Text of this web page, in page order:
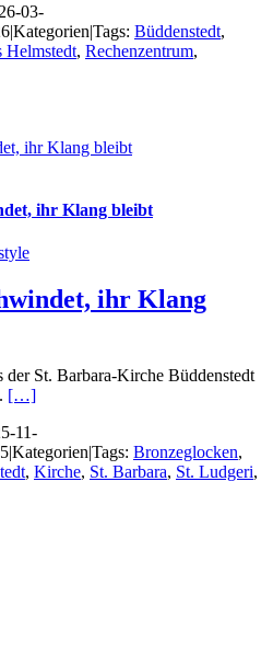
03-
|Kategorien|Tags: Büddenstedt,
Helmstedt, Rechenzentrum,
ihr Klang bleibt
ihr Klang bleibt
ihr Klang
St. Barbara-Kirche Büddenstedt
[…]
11-
|Kategorien|Tags: Bronzeglocken,
, Kirche, St. Barbara, St. Ludgeri,